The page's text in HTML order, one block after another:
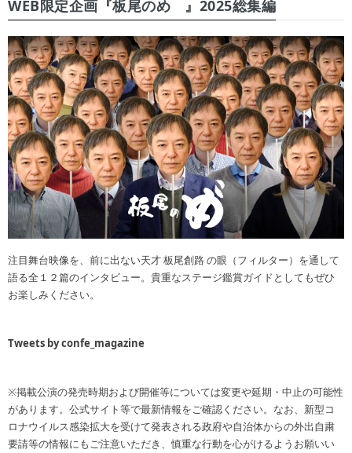
WEB限定企画『板尾のめ゙』2025総集編
注目舞台映像を、前に出ない天才 板尾創路 の眼（フィルター）を通して
語る全１２篇のインタビュー。貴重なステージ鑑賞ガイドとしてもぜひ
お楽しみください。
Tweets by confe_magazine
※掲載公演の発売時期および開催等については変更や延期・中止の可能性
があります。公式サイト等で最新情報をご確認ください。なお、新型コ
ロナウイルス感染拡大を受けて発表される政府や自治体からの外出自粛
要請等の情報にもご注意いただき、慎重な行動を心がけるようお願いい